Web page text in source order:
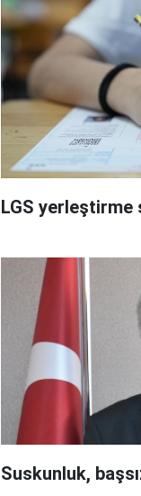
LGS yerleştirme
Suskunluk,